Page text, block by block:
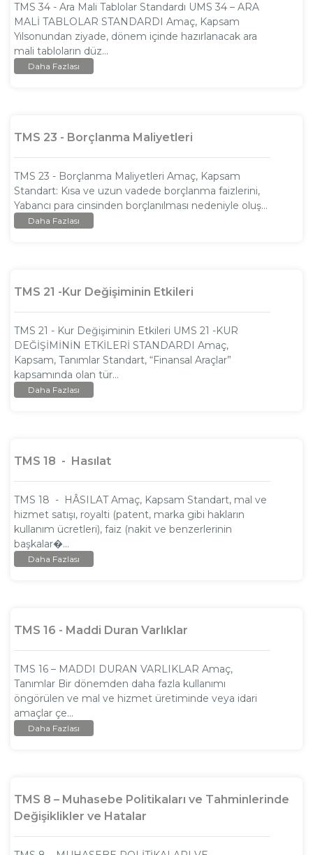
TMS 34 - Ara Mali Tablolar Standardı UMS 34 – ARA
MALİ TABLOLAR STANDARDI Amaç, Kapsam
Yılsonundan ziyade, dönem içinde hazırlanacak ara
mali tabloların düz...
Daha Fazlası
TMS 23 - Borçlanma Maliyetleri
TMS 23 - Borçlanma Maliyetleri Amaç, Kapsam
Standart: Kısa ve uzun vadede borçlanma faizlerini,
Yabancı para cinsinden borçlanılması nedeniyle oluş...
Daha Fazlası
TMS 21 -Kur Değişiminin Etkileri
TMS 21 - Kur Değişiminin Etkileri UMS 21 -KUR
DEĞİŞİMİNİN ETKİLERİ STANDARDI Amaç,
Kapsam, Tanımlar Standart, “Finansal Araçlar”
kapsamında olan tür...
Daha Fazlası
TMS 18 - Hasılat
TMS 18 - HÂSILAT Amaç, Kapsam Standart, mal ve
hizmet satışı, royalti (patent, marka gibi hakların
kullanım ücretleri), faiz (nakit ve benzerlerinin
başkalar�...
Daha Fazlası
TMS 16 - Maddi Duran Varlıklar
TMS 16 – MADDI DURAN VARLIKLAR Amaç,
Tanımlar Bir dönemden daha fazla kullanımı
öngörülen ve mal ve hizmet üretiminde veya idari
amaçlar çe...
Daha Fazlası
TMS 8 – Muhasebe Politikaları ve Tahminlerinde
Değişiklikler ve Hatalar